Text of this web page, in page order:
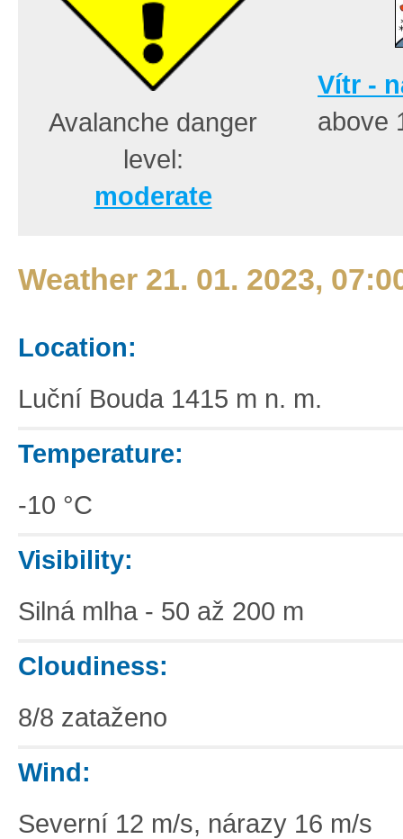
Avalanche danger
level:
moderate
Vítr -
above
Weather 21. 01. 2023,
Location:
Luční Bouda 1415 m n. m.
Temperature:
-10 °C
Visibility:
Silná mlha - 50 až 200 m
Cloudiness:
8/8 zataženo
Wind:
Severní 12 m/s, nárazy 16 m/s